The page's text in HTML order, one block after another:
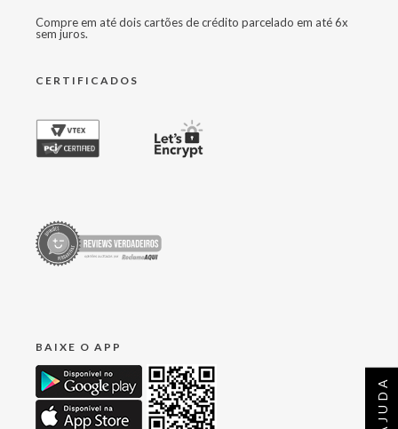
AJUDA
Compre em até dois cartões de crédito parcelado em até 6x
sem juros.
CERTIFICADOS
BAIXE O APP